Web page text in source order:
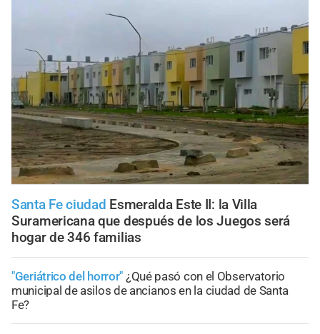
Santa Fe ciudad Esmeralda Este II: la Villa
Suramericana que después de los Juegos será
hogar de 346 familias
"Geriátrico del horror" ¿Qué pasó con el Observatorio
municipal de asilos de ancianos en la ciudad de Santa
Fe?